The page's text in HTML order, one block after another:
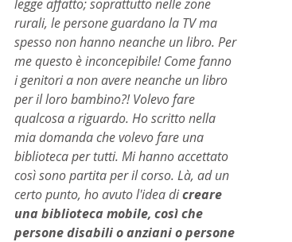
legge affatto; soprattutto nelle zone
rurali, le persone guardano la TV ma
spesso non hanno neanche un libro. Per
me questo è inconcepibile! Come fanno
i genitori a non avere neanche un libro
per il loro bambino?! Volevo fare
qualcosa a riguardo. Ho scritto nella
mia domanda che volevo fare una
biblioteca per tutti. Mi hanno accettato
così sono partita per il corso. Là, ad un
certo punto, ho avuto l'idea di creare
una biblioteca mobile, così che
persone disabili o anziani o persone